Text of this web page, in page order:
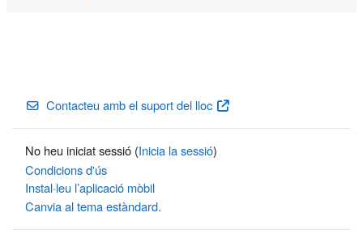
Contacteu amb el suport del lloc
No heu iniciat sessió (Inicia la sessió)
Condicions d'ús
Instal·leu l’aplicació mòbil
Canvia al tema estàndard.